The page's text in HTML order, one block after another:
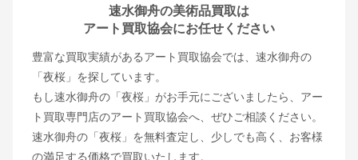
速水御舟の美術品買取は
アート買取協会にお任せください
豊富な買取実績があるアート買取協会では、速水御舟の
「夜桜」を探しています。
もし速水御舟の「夜桜」がお手元にございましたら、アー
ト買取専門店のアート買取協会へ、ぜひご相談ください。
速水御舟の「夜桜」を無料査定し、少しでも高く、お客様
の満足する価格で買取いたします。